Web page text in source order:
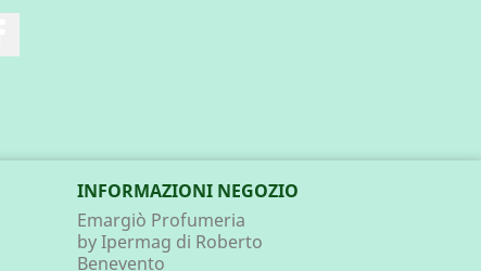
INFORMAZIONI NEGOZIO
Emargiò Profumeria
by Ipermag di Roberto
Benevento